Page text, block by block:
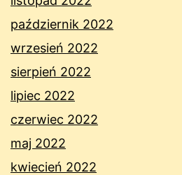
październik 2022
wrzesień 2022
sierpień 2022
lipiec 2022
czerwiec 2022
maj 2022
kwiecień 2022